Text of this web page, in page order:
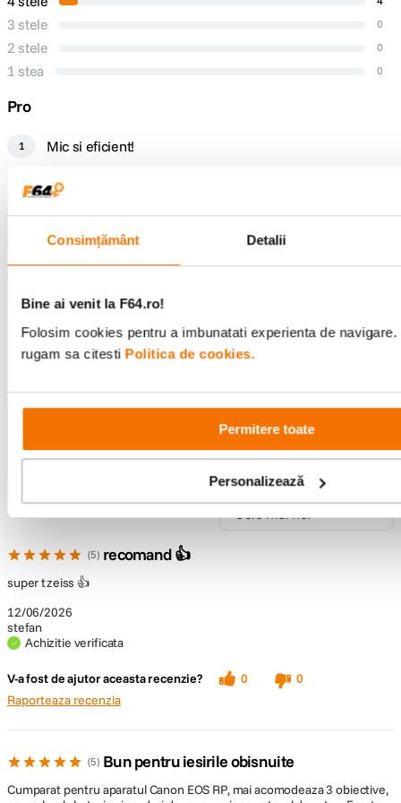
Consimțământ Detalii
Bine ai venit la F64.ro!
Folosim cookies pentru a imbunatati experienta de
rugam sa citesti Politica de cookies.
Permitere toate
Personalizează
3 stele 0
2 stele 0
1 stea 0
Pro
1 Mic si eficient!
Încăpător,
Bine compartimentat calitate foarte bună, își fa
Calitate buna
Contra
5 recomand 👍
12/06/2026
stefan
Achizitie verificata
super tzeiss 👍
V-a fost de ajutor aceasta recenzie? 0
0
Raporteaza recenzia
5 Bun pentru iesirile obisnuite
Cumparat pentru aparatul Canon EOS RP, mai acomodeaza 3 obiective,